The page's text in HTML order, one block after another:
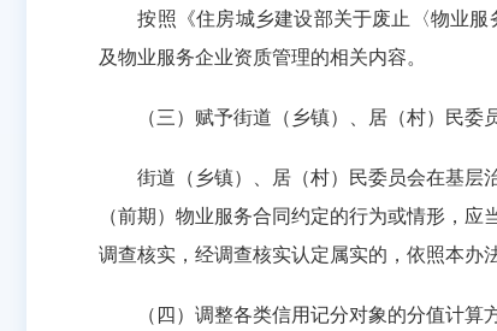
按照《住房城乡建设部关于废止〈物业服
及物业服务企业资质管理的相关内容。
（三）赋予街道（乡镇）、居（村）民委
街道（乡镇）、居（村）民委员会在基层
（前期）物业服务合同约定的行为或情形，
调查核实，经调查核实认定属实的，依照本办
（四）调整各类信用记分对象的分值计算